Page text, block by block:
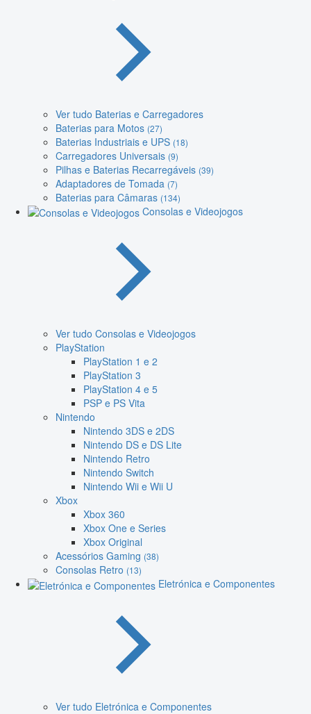
Ver tudo Baterias e Carregadores
Baterias para Motos (27)
Baterias Industriais e UPS (18)
Carregadores Universais (9)
Pilhas e Baterias Recarregáveis (39)
Adaptadores de Tomada (7)
Baterias para Câmaras (134)
Consolas e Videojogos
Ver tudo Consolas e Videojogos
PlayStation
PlayStation 1 e 2
PlayStation 3
PlayStation 4 e 5
PSP e PS Vita
Nintendo
Nintendo 3DS e 2DS
Nintendo DS e DS Lite
Nintendo Retro
Nintendo Switch
Nintendo Wii e Wii U
Xbox
Xbox 360
Xbox One e Series
Xbox Original
Acessórios Gaming (38)
Consolas Retro (13)
Eletrónica e Componentes
Ver tudo Eletrónica e Componentes